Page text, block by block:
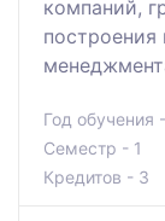
компаний,
Год обучения
Семестр - 1
Кредитов - 3